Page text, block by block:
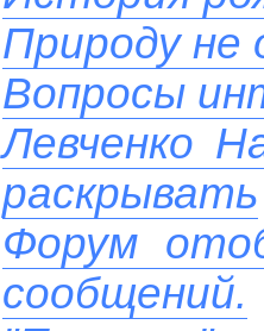
Природу не
Вопросы
Левченко
раскрывать
Форум
сообщений.